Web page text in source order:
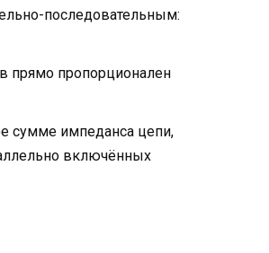
последовательным:
прямо пропорционален
сумме импеданса цепи,
включённых